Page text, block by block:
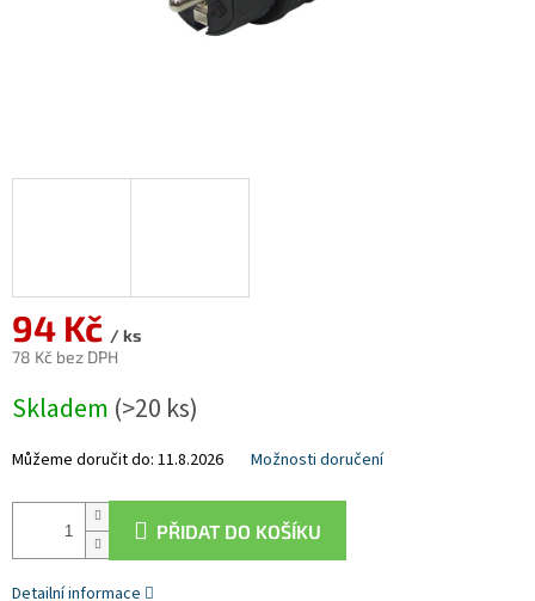
94 Kč / ks
78 Kč bez DPH
cena:
Skladem (>20 ks)
Můžeme doručit do: 11.8.2026 Možnosti doručení
PŘIDAT DO KOŠÍKU
Detailní informace